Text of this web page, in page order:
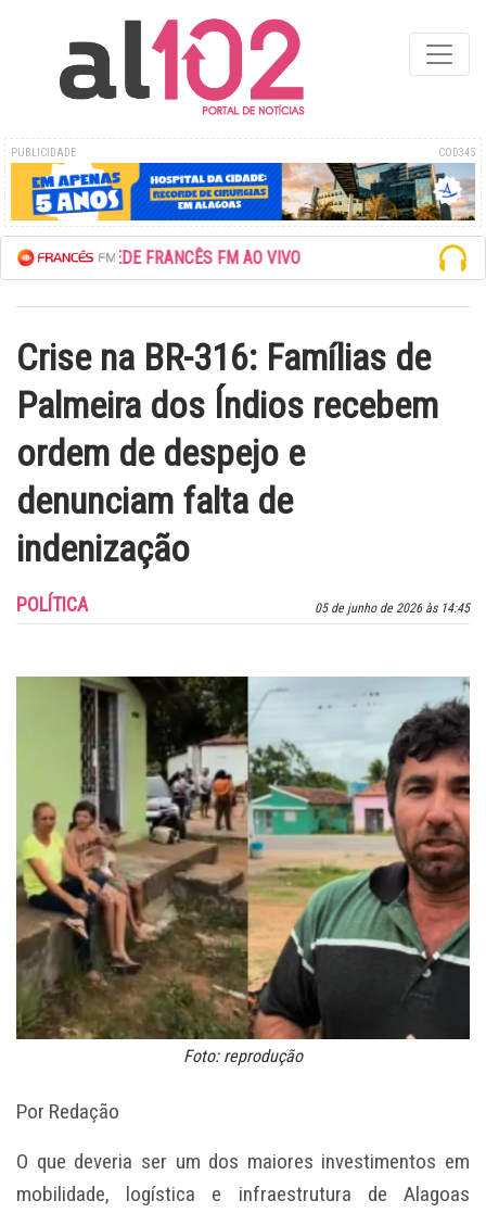
PUBLICIDADE COD345
A REDE FRANCÊS FM AO VIVO
Crise na BR-316: Famílias de
Palmeira dos Índios recebem
ordem de despejo e
denunciam falta de
indenização
05 de junho de 2026 às 14:45
POLÍTICA
Foto: reprodução
Por Redação
O que deveria ser um dos maiores investimentos em
mobilidade, logística e infraestrutura de Alagoas